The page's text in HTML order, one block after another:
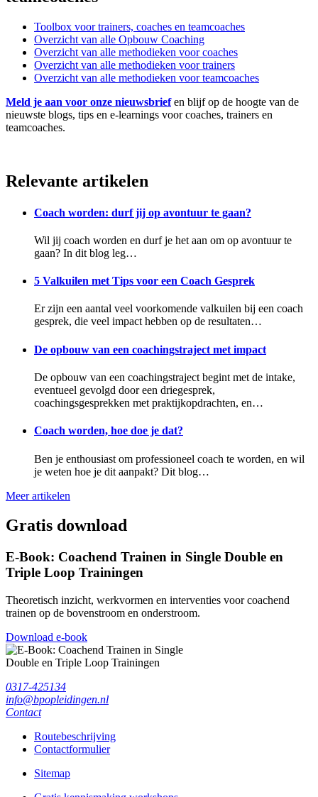
Toolbox voor trainers, coaches en teamcoaches
Overzicht van alle Opbouw Coaching
Overzicht van alle methodieken voor coaches
Overzicht van alle methodieken voor trainers
Overzicht van alle methodieken voor teamcoaches
Meld je aan voor onze nieuwsbrief en blijf op de hoogte van de
nieuwste blogs, tips en e-learnings voor coaches, trainers en
teamcoaches.
Relevante artikelen
Coach worden: durf jij op avontuur te gaan?
Wil jij coach worden en durf je het aan om op avontuur te
gaan? In dit blog leg…
5 Valkuilen met Tips voor een Coach Gesprek
Er zijn een aantal veel voorkomende valkuilen bij een coach
gesprek, die veel impact hebben op de resultaten…
De opbouw van een coachingstraject met impact
De opbouw van een coachingstraject begint met de intake,
eventueel gevolgd door een driegesprek,
coachingsgesprekken met praktijkopdrachten, en…
Coach worden, hoe doe je dat?
Ben je enthousiast om professioneel coach te worden, en wil
je weten hoe je dit aanpakt? Dit blog…
Meer artikelen
Gratis download
E-Book: Coachend Trainen in Single Double en
Triple Loop Trainingen
Theoretisch inzicht, werkvormen en interventies voor coachend
trainen op de bovenstroom en onderstroom.
Download e-book
0317-425134
info@bpopleidingen.nl
Contact
Routebeschrijving
Contactformulier
Sitemap